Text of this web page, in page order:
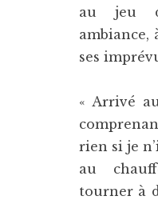
au jeu
ambiance,
ses
« Arrivé
rien si je
au
tourner à